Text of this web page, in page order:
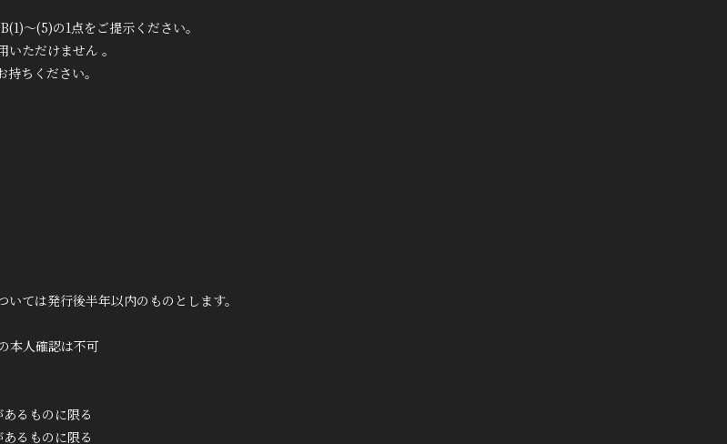
～(5)の1点をご提示ください。
ただけません 。
ちください。
ては発行後半年以内のものとします。
本人確認は不可
るものに限る
るものに限る